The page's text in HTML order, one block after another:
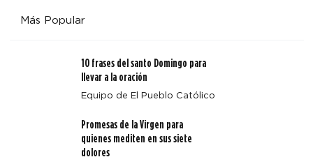
Arquidiócesis de Denver emite un aviso sobre Octavio
Más Popular
10 frases del santo Domingo para
llevar a la oración
Equipo de El Pueblo Católico
Promesas de la Virgen para
quienes mediten en sus siete
dolores